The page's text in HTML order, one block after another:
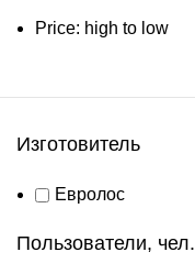
Price: high to low
Изготовитель
Евролос
Пользователи, чел.